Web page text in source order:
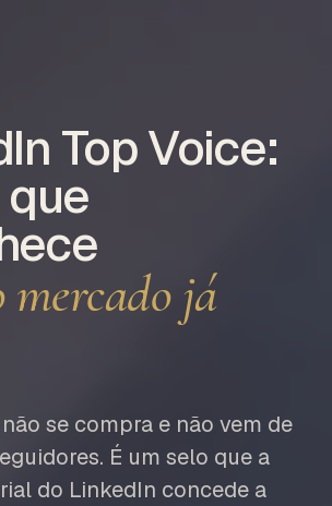
Top Voice:
mercado já
não se compra e não vem de
É um selo que a
do LinkedIn concede a